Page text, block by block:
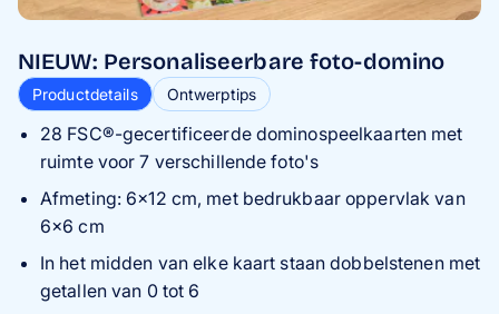
NIEUW: Personaliseerbare foto-domino
Productdetails Ontwerptips
28 FSC®-gecertificeerde dominospeelkaarten met
ruimte voor 7 verschillende foto's
Afmeting: 6×12 cm, met bedrukbaar oppervlak van
6×6 cm
In het midden van elke kaart staan dobbelstenen met
getallen van 0 tot 6